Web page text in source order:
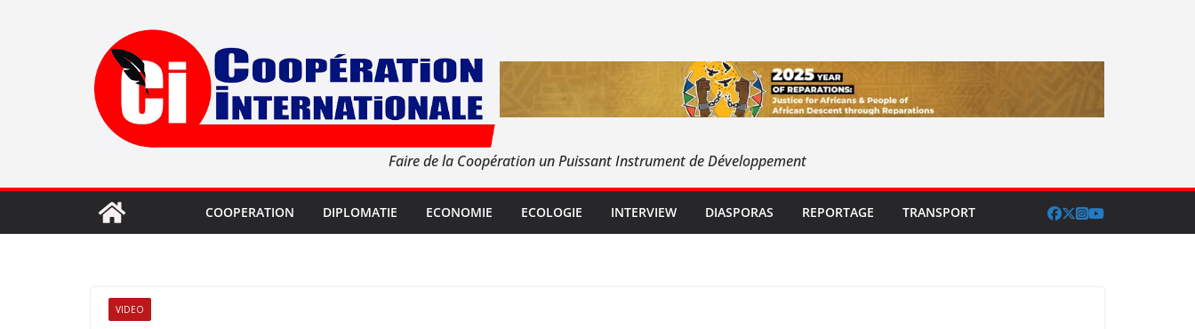
Faire de la Coopération un Puissant Instrument de Développement
COOPERATION DIPLOMATIE ECONOMIE ECOLOGIE INTERVIEW DIASPORAS REPORTAGE TRANSPORT
VIDEO